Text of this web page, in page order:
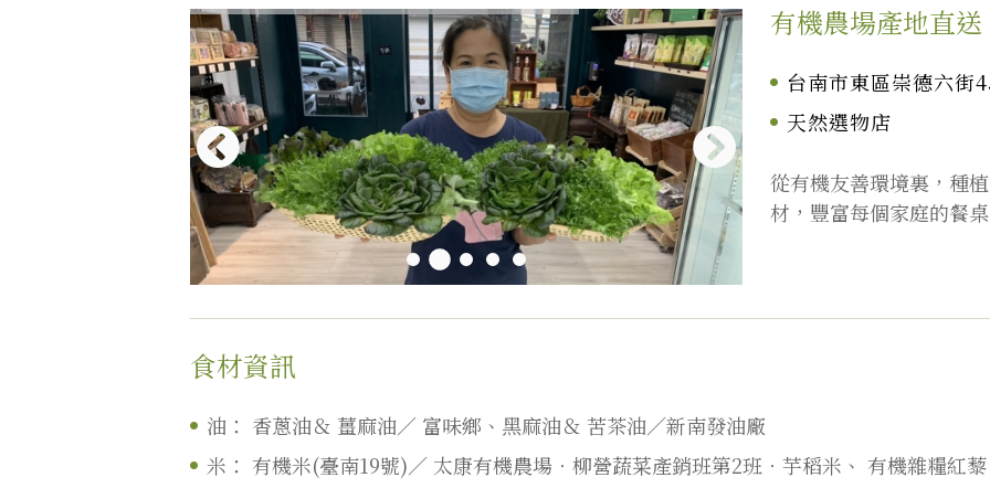
有機農場產地直送
台南市東區崇德六街
天然選物店
從有機友善環境裏，種
材，豐富每個家庭的餐
食材資訊
油： 香蔥油＆ 薑麻油／ 富味鄉、黑麻油＆ 苦茶油／新南發油廠
米： 有機米(臺南19號)／ 太康有機農場‧柳營蔬菜產銷班第2班‧芋稻米、 有機雜糧紅